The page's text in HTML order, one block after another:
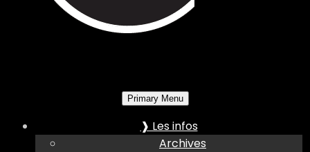
Primary Menu
❱ Les infos
Archives